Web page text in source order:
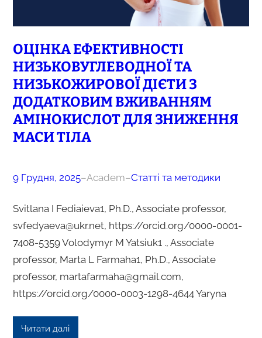
ОЦІНКА ЕФЕКТИВНОСТІ
НИЗЬКОВУГЛЕВОДНОЇ ТА
НИЗЬКОЖИРОВОЇ ДІЄТИ З
ДОДАТКОВИМ ВЖИВАННЯМ
АМІНОКИСЛОТ ДЛЯ ЗНИЖЕННЯ
МАСИ ТІЛА
9 Грудня, 2025–Academ–Статті та методики
Svitlana I Fediaieva1, Ph.D., Associate professor,
svfedyaeva@ukr.net, https://orcid.org/0000-0001-
7408-5359 Volodymyr M Yatsiuk1 ., Associate
professor, Marta L Farmaha1, Ph.D., Associate
professor, martafarmaha@gmail.com,
https://orcid.org/0000-0003-1298-4644 Yaryna
Читати далі